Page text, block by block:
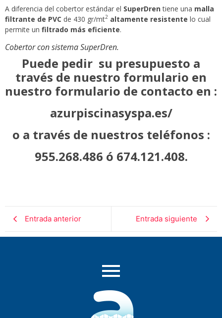
A diferencia del cobertor estándar el SuperDrentiene una malla
filtrante de PVC de 430 gr/mt2 altamente resistente lo cual
permite un filtrado más eficiente.
Cobertor con sistema SuperDren.
Puede pedir su presupuesto a
través de nuestro formulario en
nuestro formulario de contacto en :
azurpiscinasyspa.es/
o a través de nuestros teléfonos :
955.268.486 ó 674.121.408.
Entrada anterior Entrada siguiente